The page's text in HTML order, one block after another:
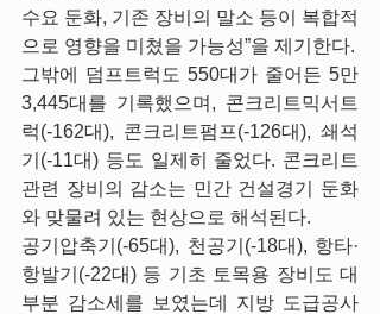
수요 둔화, 기존 장비의 말소 등이 복합적
으로 영향을 미쳤을 가능성”을 제기한다.
그밖에 덤프트럭도 550대가 줄어든 5만
3,445대를 기록했으며, 콘크리트믹서트
럭(-162대), 콘크리트펌프(-126대), 쇄석
기(-11대) 등도 일제히 줄었다. 콘크리트
관련 장비의 감소는 민간 건설경기 둔화
와 맞물려 있는 현상으로 해석된다.
공기압축기(-65대), 천공기(-18대), 항타·
항발기(-22대) 등 기초 토목용 장비도 대
부분 감소세를 보였는데 지방 도급공사